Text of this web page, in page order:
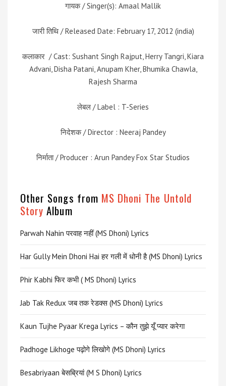
गायक / Singer(s): Amaal Mallik
जारी तिथि / Released Date: February 17, 2012 (india)
कलाकार / Cast: Sushant Singh Rajput, Herry Tangri, Kiara
Advani, Disha Patani, Anupam Kher, Bhumika Chawla,
Rajesh Sharma
लेबल / Label : T-Series
निदेशक / Director : Neeraj Pandey
निर्माता / Producer : Arun Pandey Fox Star Studios
Other Songs from MS Dhoni The Untold
Story Album
Parwah Nahin परवाह नहीं (MS Dhoni) Lyrics
Har Gully Mein Dhoni Hai हर गली में धोनी है (MS Dhoni) Lyrics
Phir Kabhi फिर कभी ( MS Dhoni) Lyrics
Jab Tak Redux जब तक रेडक्स (MS Dhoni) Lyrics
Kaun Tujhe Pyaar Krega Lyrics – कौन तुझे यूँ प्यार करेगा
Padhoge Likhoge पढ़ोगे लिखोगे (MS Dhoni) Lyrics
Besabriyaan बेसब्रियां (M S Dhoni) Lyrics